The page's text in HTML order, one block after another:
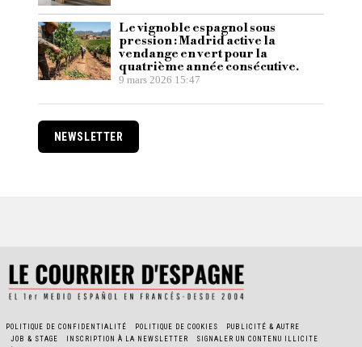
Le vignoble espagnol sous
pression : Madrid active la
vendange en vert pour la
quatrième année consécutive.
9 mars 2026 15:47
NEWSLETTER
POLITIQUE DE CONFIDENTIALITÉ POLITIQUE DE COOKIES
PUBLICITÉ & AUTRE
JOB & STAGE
INSCRIPTION À LA NEWSLETTER
SIGNALER UN CONTENU ILLICITE